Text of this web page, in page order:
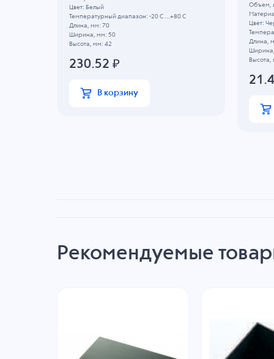
Цвет: Белый
Температурный диапазон: -20 C ...+80 C
Длина, мм: 70
Ширина, мм: 50
Высота, мм: 42
230.52 ₽
В корзину
Объем,
Цвет:
Длина,
Высота,
Рекомендуемые